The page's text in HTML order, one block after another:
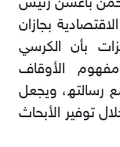
ﺑﺎﻋﺸﻦ رﺋﯿﺲ
ﺑﺠﺎزان
ﺑﺄن اﻟﻜﺮﺳﻲ
اﻷوﻗﺎف
رﺳﺎﻟﺘﮫ، وﯾﺠﻌﻞ
ﺗﻮﻓﯿﺮ اﻷﺑﺤﺎث